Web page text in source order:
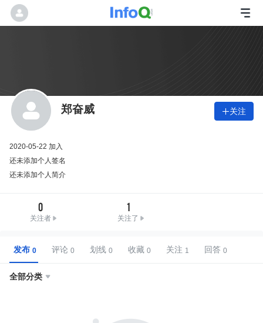
郑奋威 关注
2020-05-22 加入
还未添加个人签名
还未添加个人简介
0
关注者
1
关注了
发布 评论 划线 收藏 关注 回答
全部分类 